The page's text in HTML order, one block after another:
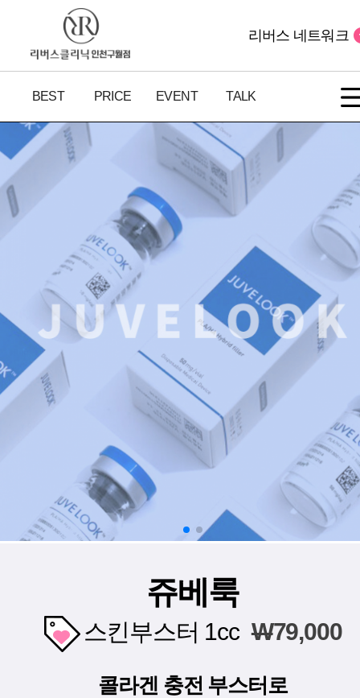
BEST PRICE EVENT TALK
리버스 네트워크
쥬베룩
스킨부스터 1cc W79,000
콜라겐 충전 부스터로